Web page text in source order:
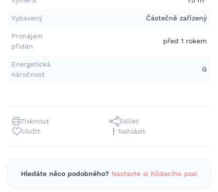
Tisknout
Sdílet
Uložit
Nahlásit
Hledáte něco podobného? Nastavte si hlídacího psa!
Vybavený Částečně zařízený
Pronájem
přidán
před 1 rokem
Energetická
náročnost
G